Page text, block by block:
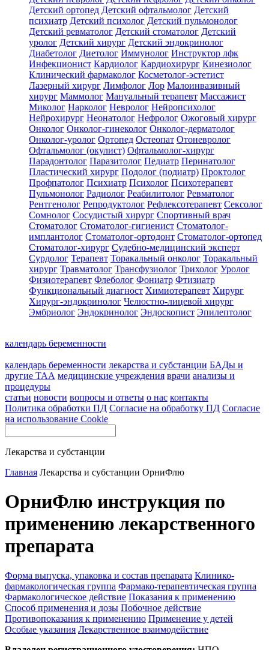
Детский ортопед Детский офтальмолог Детский
психиатр Детский психолог Детский пульмонолог
Детский ревматолог Детский стоматолог Детский
уролог Детский хирург Детский эндокринолог
Диабетолог Диетолог Иммунолог Инструктор лфк
Инфекционист Кардиолог Кардиохирург Кинезиолог
Клинический фармаколог Косметолог-эстетист
Лазерный хирург Лимфолог Лор Малоинвазивный
хирург Маммолог Мануальный терапевт Массажист
Миколог Нарколог Невролог Нейропсихолог
Нейрохирург Неонатолог Нефролог Ожоговый хирург
Онколог Онколог-гинеколог Онколог-дерматолог
Онколог-уролог Ортопед Остеопат Отоневролог
Офтальмолог (окулист) Офтальмолог-хирург
Парадонтолог Паразитолог Педиатр Перинатолог
Пластический хирург Подолог (подиатр) Проктолог
Профпатолог Психиатр Психолог Психотерапевт
Пульмонолог Радиолог Реабилитолог Ревматолог
Рентгенолог Репродуктолог Рефлексотерапевт Сексолог
Сомнолог Сосудистый хирург Спортивный врач
Стоматолог Стоматолог-гигиенист Стоматолог-
имплантолог Стоматолог-ортодонт Стоматолог-ортопед
Стоматолог-хирург Судебно-медицинский эксперт
Сурдолог Терапевт Торакальный онколог Торакальный
хирург Травматолог Трансфузиолог Трихолог Уролог
Физиотерапевт Флеболог Фониатр Фтизиатр
Функциональный диагност Химиотерапевт Хирург
Хирург-эндокринолог Челюстно-лицевой хирург
Эмбриолог Эндокринолог Эндоскопист Эпилептолог
календарь беременности
календарь беременности лекарства и субстанции БАДы и
другие ТАА медицинские учреждения врачи анализы и
процедуры
статьи новости вопросы и ответы о нас контакты
Политика обработки ПД Согласие на обработку ПД Согласие
на использование Cookie
Лекарства и субстанции
Главная Лекарства и субстанции ОрниФлю
ОрниФлю инструкция по
применению лекарственного
препарата
Форма выпуска, упаковка и состав препарата Клинико-
фармакологическая группа Фармако-терапевтическая группа
Фармакологическое действие Показания к применению
Способ применения и дозы Побочное действие
Противопоказания к применению Применение у детей
Особые указания Лекарственное взаимодействие